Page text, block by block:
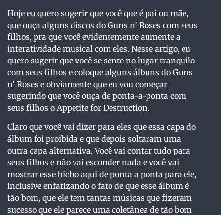
Hoje eu quero sugerir que você que é pai ou mãe,
que ouça alguns discos do Guns n’ Roses com seus
filhos, pra que você evidentemente aumente a
interatividade musical com eles. Nesse artigo, eu
quero sugerir que você se sente no lugar tranquilo
com seus filhos e coloque alguns álbuns do Guns
n’ Roses e obviamente que eu vou começar
sugerindo que você ouça de ponta-a-ponta com
seus filhos o Appetite for Destruction.
Claro que você vai dizer para eles que essa capa do
álbum foi proibida e que depois soltaram uma
outra capa alternativa. Você vai contar tudo para
seus filhos e não vai esconder nada e você vai
mostrar esse bicho aqui de ponta a ponta para ele,
inclusive enfatizando o fato de que esse álbum é
tão bom, que ele tem tantas músicas que fizeram
sucesso que ele parece uma coletânea de tão bom